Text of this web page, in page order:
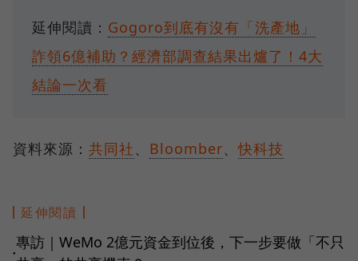
延伸閱讀： Gogoro到底有沒有「洗產地」
詐領6億補助？經濟部調查結果出爐了！4大
結論一次看
資料來源： 共同社 Bloomber 、快科技
延伸閱讀
●
專訪｜WeMo 2億元資金到位後，下一步要做「不只